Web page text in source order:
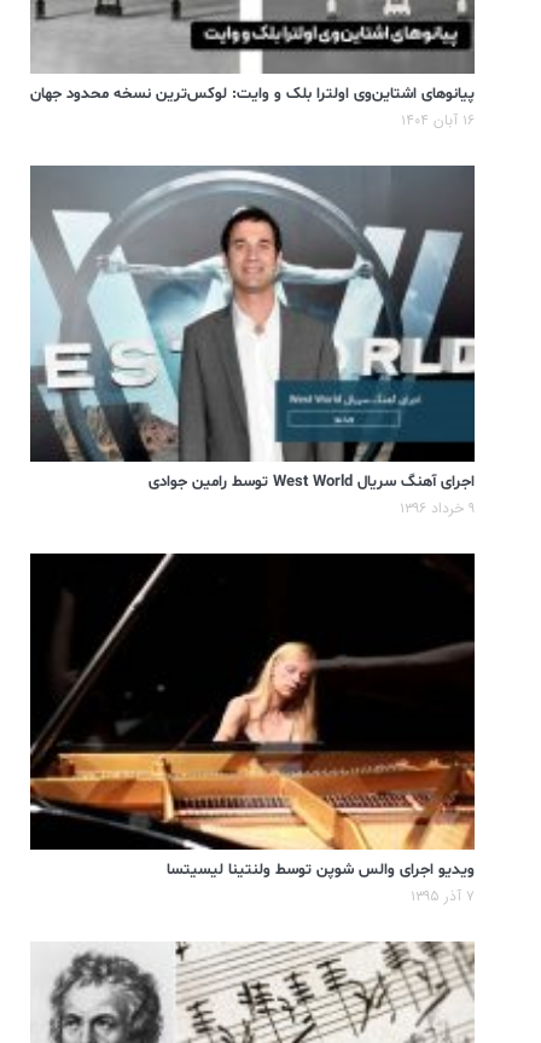
پیانوهای اشتاین‌وی اولترا بلک و وایت: لوکس‌ترین نسخه محدود جهان
۱۶ آبان ۱۴۰۴
اجرای آهنگ سریال West World توسط رامین جوادی
۹ خرداد ۱۳۹۶
ویدیو اجرای والس شوپن توسط ولنتینا لیسیتسا
۷ آذر ۱۳۹۵